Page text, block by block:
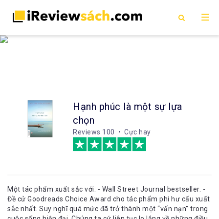
Hạnh phúc là một sự lựa
chọn
Reviews 100 • Cực hay
Một tác phẩm xuất sắc với: - Wall Street Journal bestseller. -
Đề cử Goodreads Choice Award cho tác phẩm phi hư cấu xuất
sắc nhất. Suy nghĩ quá mức đã trở thành một “vấn nạn” trong